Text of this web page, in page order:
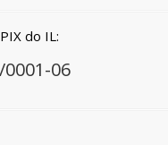
do IL:
0001-06